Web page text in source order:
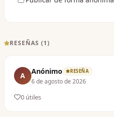
RESEÑAS (1)
A Anónimo RESEÑA
6 de agosto de 2026
0 útiles